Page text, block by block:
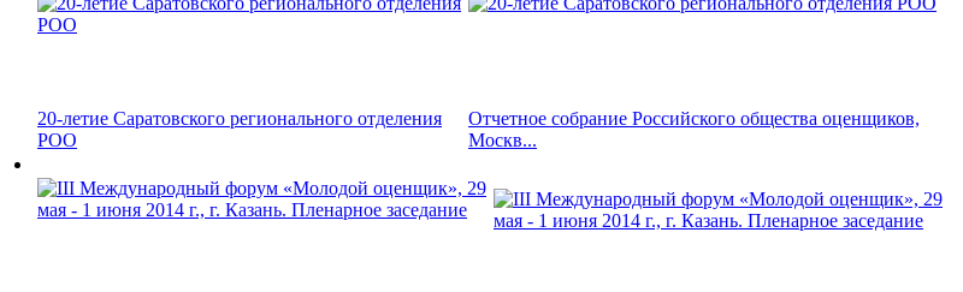
20-летие Саратовского регионального отделения
РОО
Отчетное собрание Российского общества оценщиков,
Москв...